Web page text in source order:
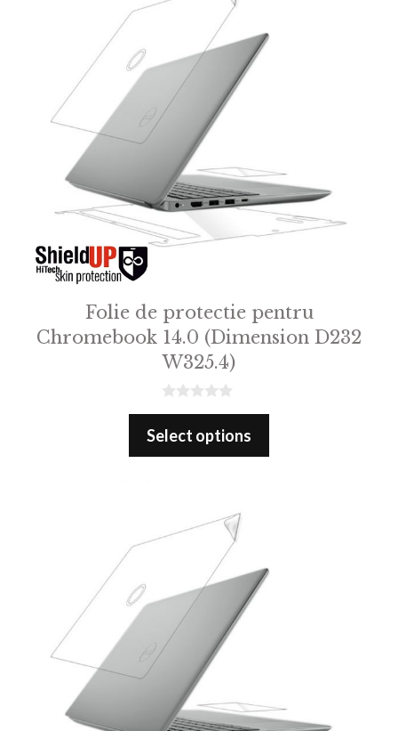
Folie de protectie pentru
Chromebook 14.0 (Dimension D232
W325.4)
0
u
Select options